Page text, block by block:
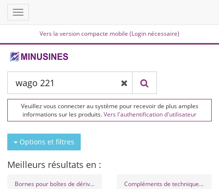
Vers la version compacte mobile (Login nécessaire)
Toggle
navigation
Veuillez vous connecter au système pour recevoir de plus amples
informations sur les produits.Vers l'authentification d'utilisateur
Options et filtres
Meilleurs résultats en :
Bornes pour boîtes de dérivation Compléments de technique de serrage